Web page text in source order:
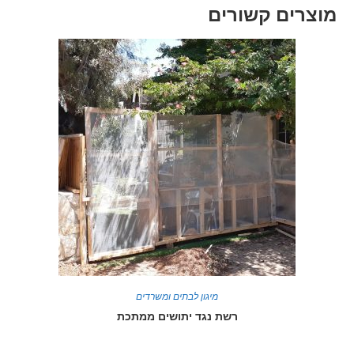
מוצרים קשורים
מיגון לבתים ומשרדים
רשת נגד יתושים ממתכת